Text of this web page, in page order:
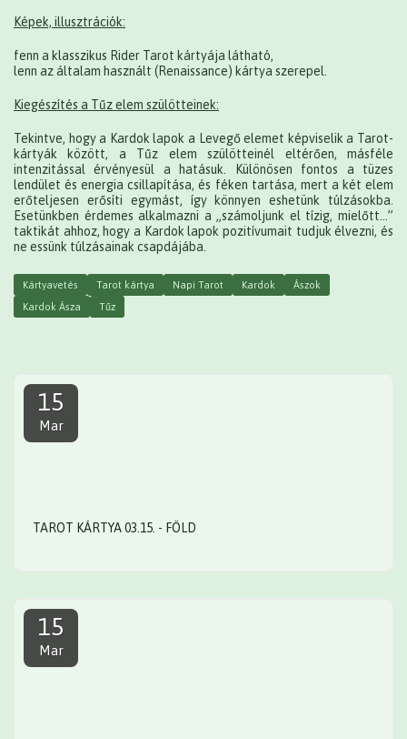
Képek, illusztrációk:
fenn a klasszikus Rider Tarot kártyája látható,
lenn az általam használt (Renaissance) kártya szerepel.
Kiegészítés a Tűz elem szülötteinek:
Tekintve, hogy a Kardok lapok a Levegő elemet képviselik a Tarot-
kártyák között, a Tűz elem szülötteinél eltérően, másféle
intenzitással érvényesül a hatásuk. Különösen fontos a tüzes
lendület és energia csillapítása, és féken tartása, mert a két elem
erőteljesen erősíti egymást, így könnyen eshetünk túlzásokba.
Esetünkben érdemes alkalmazni a „számoljunk el tízig, mielőtt…”
taktikát ahhoz, hogy a Kardok lapok pozitívumait tudjuk élvezni, és
ne essünk túlzásainak csapdájába.
Kártyavetés Tarot kártya Napi Tarot Kardok
Ászok
Kardok Ásza
Tűz
15
Mar
TAROT KÁRTYA 03.15. - FÖLD
15
Mar